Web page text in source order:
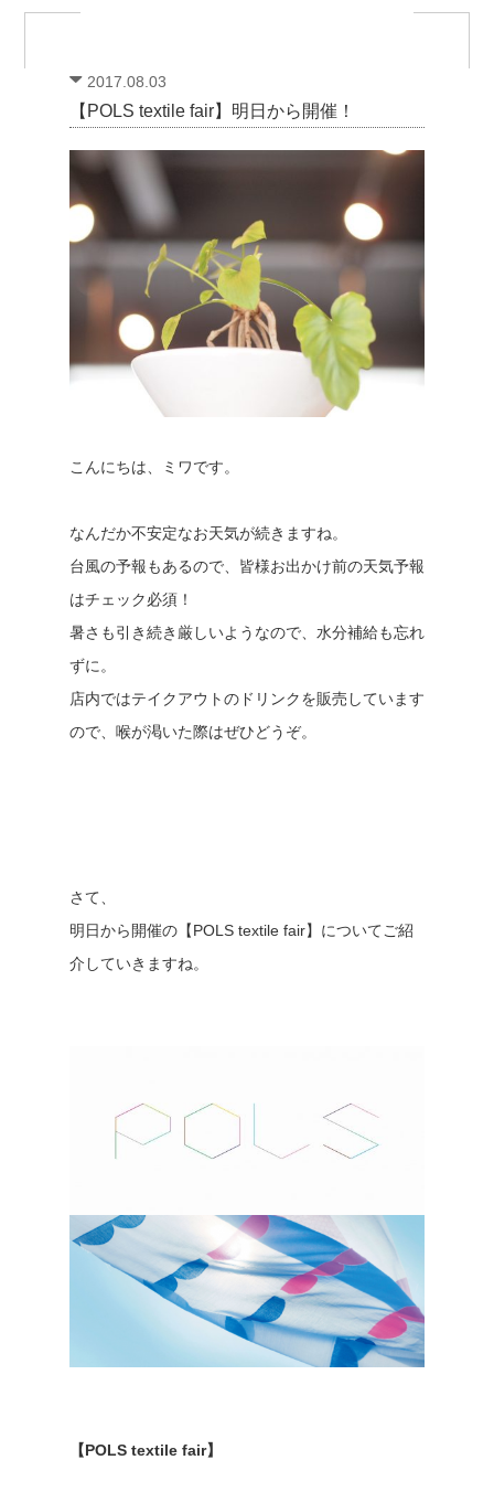
2017.08.03
【POLS textile fair】明日から開催！
こんにちは、ミワです。
なんだか不安定なお天気が続きますね。
台風の予報もあるので、皆様お出かけ前の天気予報
はチェック必須！
暑さも引き続き厳しいようなので、水分補給も忘れ
ずに。
店内ではテイクアウトのドリンクを販売しています
ので、喉が渇いた際はぜひどうぞ。
さて、
明日から開催の【POLS textile fair】についてご紹
介していきますね。
【POLS textile fair】